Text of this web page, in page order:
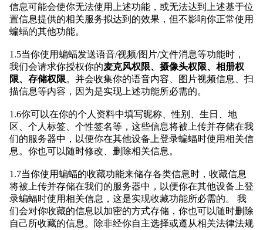
信息可能会使你无法使用上述功能，或无法达到上述基于位
置信息提供的相关服务拟达到的效果，但不影响你正常使用
蝙蝠的其他功能。
1.5当你使用蝙蝠发送语音/视频/图片/文件消息等功能时，
我们会请求你授权你的麦克风权限、摄像头权限、相册权
限、存储权限。并会收集你的语音内容、图片视频信息、扫
描信息等内容，因为是实现上述功能所必需的。
1.6你可以在你的个人资料中填写昵称、性别、生日、地
区、个人标签、个性签名等，这些信息将被上传并存储在我
们的服务器中，以便你在其他设备上登录蝙蝠时使用相关信
息。你也可以随时修改、删除相关信息。
1.7当你使用蝙蝠的收藏功能来储存各类信息时，收藏信息
将被上传并存储在我们的服务器中，以便你在其他设备上登
录蝙蝠时使用相关信息，这是实现收藏功能所必需的。 我
们会对你收藏的信息以加密的方式存储，你也可以随时删除
自己所收藏的信息。除非经你自主选择或遵从相关法律法规